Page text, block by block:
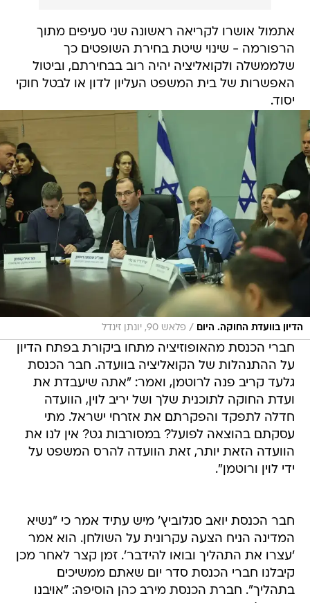
אתמול אושרו לקריאה ראשונה שני סעיפים מתוך
הרפורמה - שינוי שיטת בחירת השופטים כך
שלממשלה ולקואליציה יהיה רוב בבחירתם, וביטול
האפשרות של בית המשפט העליון לדון או לבטל חוקי
יסוד.
הדיון בוועדת החוקה. היום / פלאש 90, יונתן זינדל
חברי הכנסת מהאופוזיציה מתחו ביקורת בפתח הדיון
על ההתנהלות של הקואליציה בוועדה. חבר הכנסת
גלעד קריב פנה לרוטמן, ואמר: "אתה שיעבדת את
ועדת החוקה לתוכנית שלך ושל יריב לוין, הוועדה
חדלה לתפקד והפקרתם את אזרחי ישראל. מתי
עסקתם בהוצאה לפועל? במסורבות גט? אין לנו את
הוועדה הזאת יותר, זאת הוועדה להרס המשפט על
ידי לוין ורוטמן".
חבר הכנסת יואב סגלוביץ' מיש עתיד אמר כי "נשיא
המדינה הניח הצעה עקרונית על השולחן. הוא אמר
'עצרו את התהליך ובואו להידבר'. זמן קצר לאחר מכן
קיבלנו חברי הכנסת סדר יום שאתם ממשיכים
בתהליך". חברת הכנסת מירב כהן הוסיפה: "אויבנו